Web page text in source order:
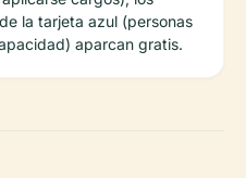
la tarjeta azul (personas
aparcan gratis.